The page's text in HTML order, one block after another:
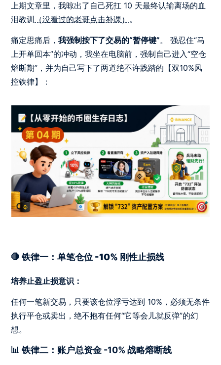
上期文章里，我晾出了自己死扛 10 天最终认输离场的血
泪教训
（没看过的老哥点击补课） 。
痛定思痛后，我强制按下了交易的“暂停键”。 强忍住“马
上开单回本”的冲动，我坐在电脑前，强制自己进入“空仓
熔断期”，并为自己写下了两道绝不许践踏的【双10%风
控铁律】：
🛑 铁律一：单笔仓位 -10% 刚性止损线
培养止盈止损意识：
任何一笔新交易，只要该仓位浮亏达到 10%，必须无条件
执行平仓或卖出，绝不抱有任何“它等会儿就反弹”的幻
想。
📊 铁律二：账户总资金 -10% 战略熔断线